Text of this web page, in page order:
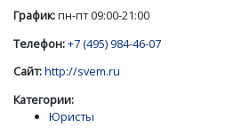
График:пн-пт 09:00-21:00
Телефон:+7 (495) 984-46-07
Сайт:http://svem.ru
Категории:
Юристы